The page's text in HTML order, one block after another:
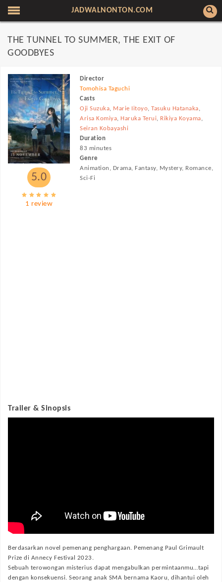
JADWALNONTON.COM
THE TUNNEL TO SUMMER, THE EXIT OF
GOODBYES
5.0
1 review
Director
Tomohisa Taguchi
Casts
Oji Suzuka, Marie Iitoyo,Tasuku Hatanaka,
Arisa Komiya, Haruka Terui, Rikiya Koyama,
Seiran Kobayashi
Duration
83 minutes
Genre
Animation, Drama, Fantasy, Mystery, Romance,
Sci-Fi
Trailer & Sinopsis
Berdasarkan novel pemenang penghargaan. Pemenang Paul Grimault
Prize di Annecy Festival 2023.
Sebuah terowongan misterius dapat mengabulkan permintaanmu…tapi
dengan konsekuensi. Seorang anak SMA bernama Kaoru, dihantui oleh